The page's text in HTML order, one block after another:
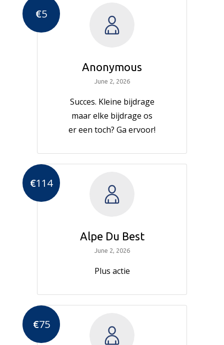
€5
Anonymous
June 2, 2026
Succes. Kleine bijdrage
maar elke bijdrage os
er een toch? Ga ervoor!
€114
Alpe Du Best
June 2, 2026
Plus actie
€75